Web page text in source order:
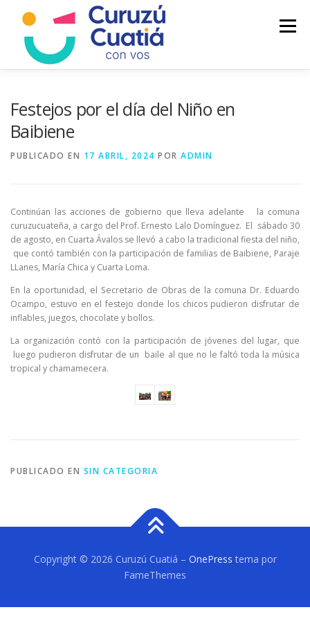
contenido
Menú
Festejos por el día del Niño en
Baibiene
PUBLICADO EN 17 ABRIL, 2024 POR ADMIN
Continúan las acciones de gobierno que lleva adelante la comuna
curuzucuateña, a cargo del Prof. Ernesto Lalo Domínguez. El sábado 30
de agosto, en Cuarta Ávalos se llevó a cabo la tradicional fiesta del niño,
que contó también con la participación de familias de Baibiene, Paraje
LLanes, María Chica y Cuarta Loma.
En la oportunidad, el Secretario de Obras de la comuna Dr. Eduardo
Ocampo, estuvo en el festejo donde los chicos pudieron disfrutar de
inflables, juegos, chocolate y bollos.
La organización contó con la participación de jóvenes del lugar, que
luego pudieron disfrutar de un baile al que no le faltó toda la música
tropical y chamamecera.
PUBLICADO EN SIN CATEGORIA
Copyright © 2026 Curuzú Cuatiá – OnePress tema por
FameThemes